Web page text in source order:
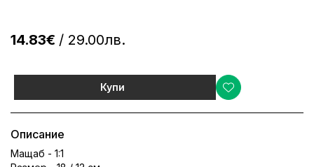
14.83€ / 29.00лв.
Купи
Описание
Мащаб - 1:1